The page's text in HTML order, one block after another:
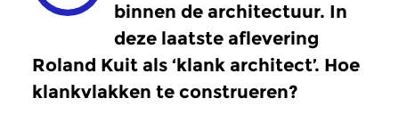
binnen de architectuur. In
deze laatste aflevering
Roland Kuit als ‘klank architect’. Hoe
klankvlakken te construeren?